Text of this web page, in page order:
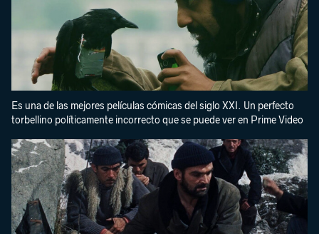
Es una de las mejores películas cómicas del siglo XXI. Un perfecto
torbellino políticamente incorrecto que se puede ver en Prime Video